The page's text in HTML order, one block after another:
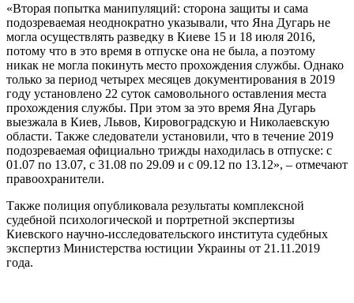
«Вторая попытка манипуляций: сторона защиты и сама
подозреваемая неоднократно указывали, что Яна Дугарь не
могла осуществлять разведку в Киеве 15 и 18 июля 2016,
потому что в это время в отпуске она не была, а поэтому
никак не могла покинуть место прохождения службы. Однако
только за период четырех месяцев документирования в 2019
году установлено 22 суток самовольного оставления места
прохождения службы. При этом за это время Яна Дугарь
выезжала в Киев, Львов, Кировоградскую и Николаевскую
области. Также следователи установили, что в течение 2019
подозреваемая официально трижды находилась в отпуске: с
01.07 по 13.07, с 31.08 по 29.09 и с 09.12 по 13.12», – отмечают
правоохранители.
Также полиция опубликовала результаты комплексной
судебной психологической и портретной экспертизы
Киевского научно-исследовательского института судебных
экспертиз Министерства юстиции Украины от 21.11.2019
года.